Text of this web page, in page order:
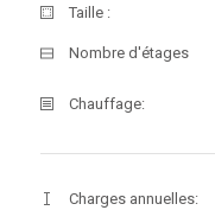
Taille :
Nombre d'étages
Chauffage:
Charges annuelles: